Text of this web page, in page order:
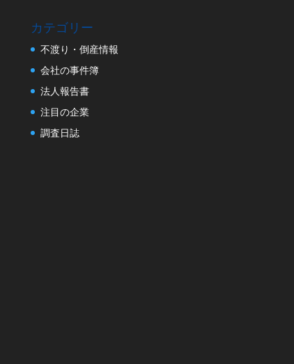
カテゴリー
不渡り・倒産情報
会社の事件簿
法人報告書
注目の企業
調査日誌